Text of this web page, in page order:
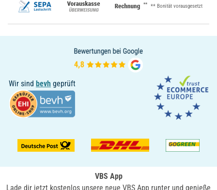
** ** Bonität vorausgesetzt
Wir sind bevh geprüft
VBS App
Lade dir jetzt kostenlos unsere neue VBS App runter und genieße